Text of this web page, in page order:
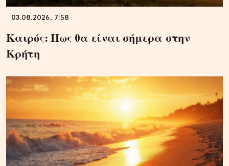
03.08.2026, 7:58
Καιρός: Πως θα είναι σήμερα στην
Κρήτη